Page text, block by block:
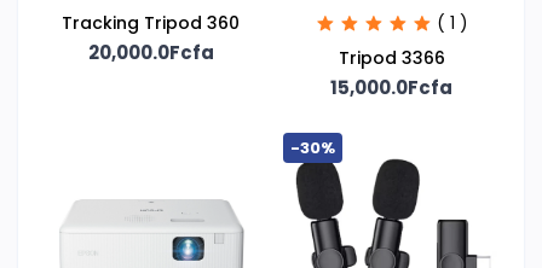
Tracking Tripod 360
20,000.0Fcfa
( 1 )
Tripod 3366
15,000.0Fcfa
-30%